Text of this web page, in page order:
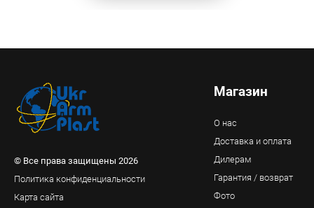
© Все права защищены 2026
Политика конфиденциальности
Карта сайта
Магазин
О нас
Доставка и оплата
Дилерам
Гарантия / возврат
Фото